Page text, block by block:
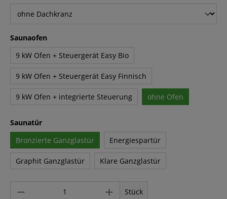
Saunaofen
9 kW Ofen + Steuergerät Easy Bio
9 kW Ofen + Steuergerät Easy Finnisch
9 kW Ofen + integrierte Steuerung ohne Ofen
Saunatür
Bronzierte Ganzglastür
Energiespartür
Graphit Ganzglastür Klare Ganzglastür
Stück